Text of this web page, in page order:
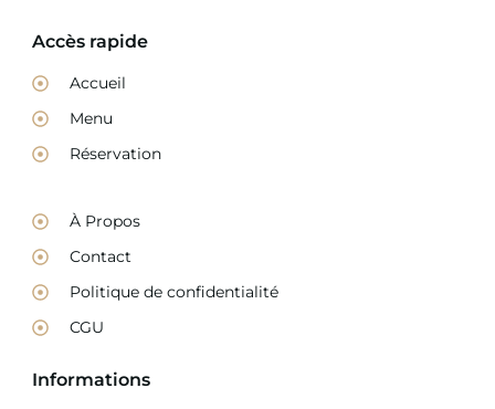
Accès rapide
Accueil
Menu
Réservation
À Propos
Contact
Politique de confidentialité
CGU
Informations